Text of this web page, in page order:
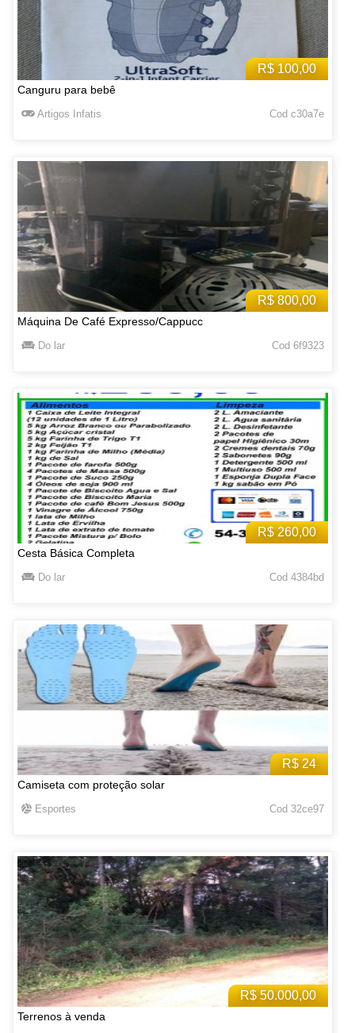
R$ 100,00
Canguru para bebê
Artigos Infatis Cod c30a7e
R$ 800,00
Máquina De Café Expresso/Cappucc
Do lar Cod 6f9323
R$ 260,00
Cesta Básica Completa
Do lar Cod 4384bd
R$ 24
Camiseta com proteção solar
Esportes Cod 32ce97
R$ 50.000,00
Terrenos à venda